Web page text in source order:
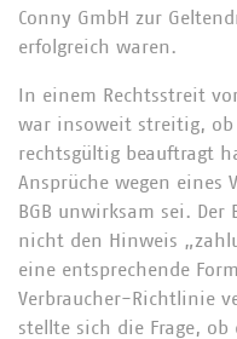
Conny GmbH zur
erfolgreich waren.
In einem Rechtsstreit
war insoweit streitig, ob
rechtsgültig beauftragt
Ansprüche wegen eines
BGB unwirksam sei.
nicht den Hinweis
eine entsprechende
Verbraucher-Richtlinie
stellte sich die Frage,